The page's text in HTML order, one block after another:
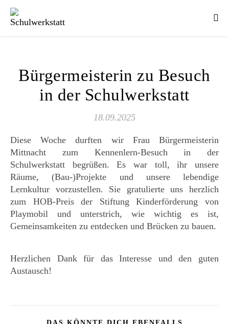
Bürgermeisterin zu Besuch
in der Schulwerkstatt
18.09.2025
Diese Woche durften wir Frau Bürgermeisterin
Mittnacht zum Kennenlern-Besuch in der
Schulwerkstatt begrüßen. Es war toll, ihr unsere
Räume, (Bau-)Projekte und unsere lebendige
Lernkultur vorzustellen. Sie gratulierte uns herzlich
zum HOB-Preis der Stiftung Kinderförderung von
Playmobil und unterstrich, wie wichtig es ist,
Gemeinsamkeiten zu entdecken und Brücken zu bauen.
Herzlichen Dank für das Interesse und den guten
Austausch!